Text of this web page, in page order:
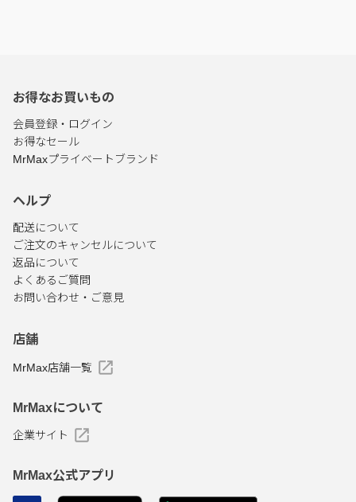
お得なお買いもの
会員登録・ログイン
お得なセール
MrMaxプライベートブランド
ヘルプ
配送について
ご注文のキャンセルについて
返品について
よくあるご質問
お問い合わせ・ご意見
店舗
MrMax店舗一覧
MrMaxについて
企業サイト
MrMax公式アプリ